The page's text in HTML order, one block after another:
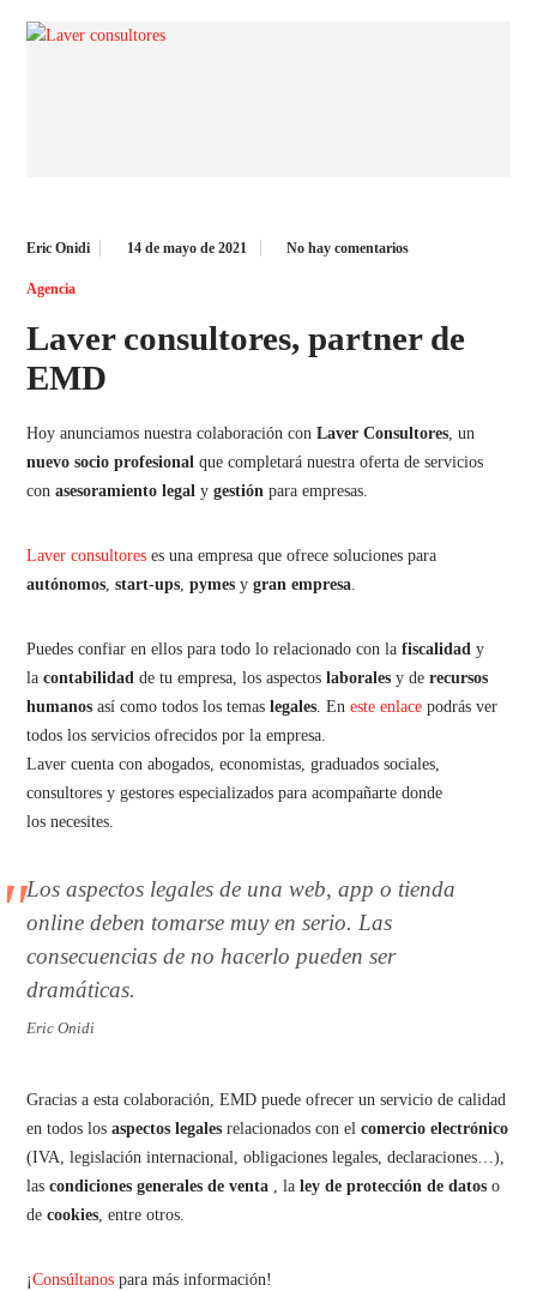
Eric Onidi 14 de mayo de 2021 No hay comentarios
Agencia
Laver consultores, partner de
EMD
Hoy anunciamos nuestra colaboración conLaver Consultores, un
nuevo socio profesional que completará nuestra oferta de servicios
conasesoramiento legal ygestión para empresas.
Laver consultores es una empresa que ofrece soluciones para
autónomos,start-ups,pymes ygran empresa.
Puedes confiar en ellos para todo lo relacionado con lafiscalidad y
lacontabilidad de tu empresa, los aspectoslaborales y derecursos
humanos así como todos los temaslegales. Eneste enlace podrás ver
todos los servicios ofrecidos por la empresa.
Laver cuenta con abogados, economistas, graduados sociales,
consultores y gestores especializados para acompañarte donde
los necesites.
Los aspectos legales de una web, app o tienda
online deben tomarse muy en serio. Las
consecuencias de no hacerlo pueden ser
dramáticas.
Eric Onidi
Gracias a esta colaboración, EMD puede ofrecer un servicio de calidad
en todos losaspectos legales relacionados con elcomercio electrónico
(IVA, legislación internacional, obligaciones legales, declaraciones…),
lascondiciones generales de venta , laley de protección de datos o
decookies, entre otros.
¡Consúltanos para más información!